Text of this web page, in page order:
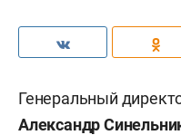
Генеральный
Александр